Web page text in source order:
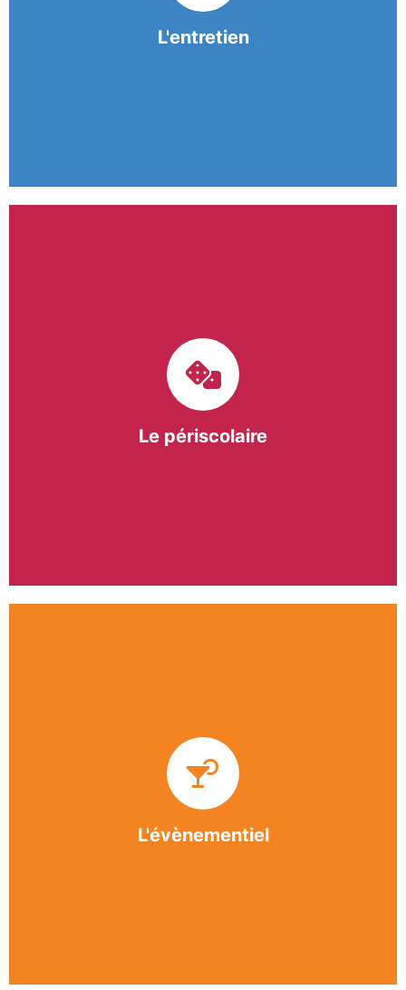
L'entretien
Le périscolaire
bergeracois. A travers les Temps d’Activités
Périscolaires (TAP) et les Pauses Méridiennes, nous
apportons une réponse adaptée et individualisée
L'évènementiel
BASE apporte des solutions innovantes et
originales dans l’organisation des manifestations,
festivals, conventions, colloques et assemblées